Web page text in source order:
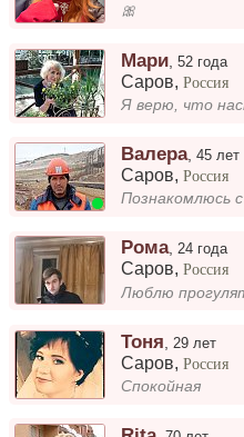
🎀
Мари ,52 года
Саров,Россия
Валера,45 лет
Саров,Россия
Познакомлюсь
Рома,24 года
Саров,Россия
Люблю
Тоня 29 лет
Саров,Россия
Спокойная